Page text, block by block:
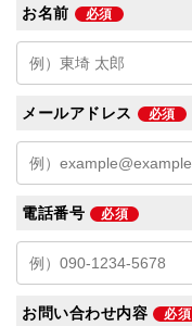
お名前 必須
メールアドレス 必須
電話番号 必須
お問い合わせ内容 必須